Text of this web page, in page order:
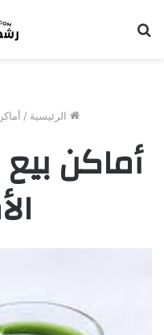
الرئيسية /
أماكن